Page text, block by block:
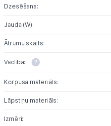
Dzesēšana:
Jauda (W):
Ātrumu skaits:
Vadība:
Korpusa materiāls:
Lāpstiņu materiāls:
Izmēri: